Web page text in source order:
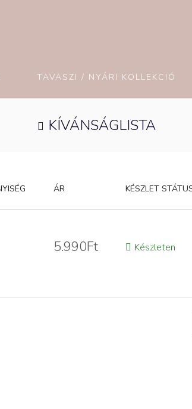
TAVASZI / NYÁRI KOLLEKCIÓ
KÍVÁNSÁGLISTA
ÁR KÉSZLET
5.990Ft Készleten